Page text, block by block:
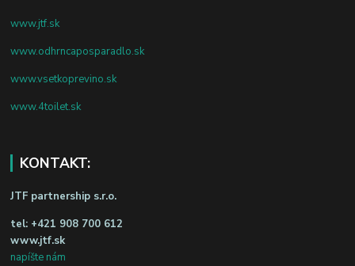
www.jtf.sk
www.odhrncaposparadlo.sk
www.vsetkoprevino.sk
www.4toilet.sk
KONTAKT:
JTF partnership s.r.o.
tel: +421 908 700 612
www.jtf.sk
napíšte nám